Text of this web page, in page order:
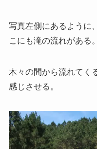
写真左側にあるように
こにも滝の流れがある。
木々の間から流れてく
感じさせる。